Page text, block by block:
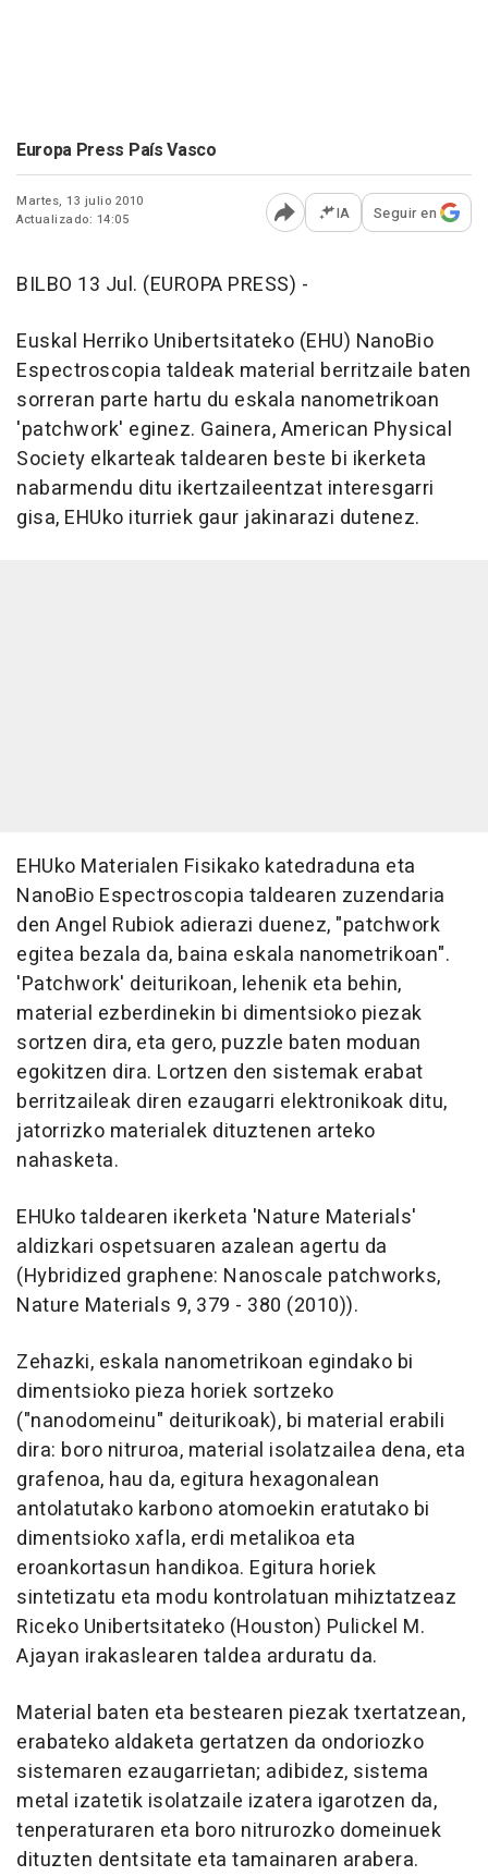
Europa Press País Vasco
Martes, 13 julio 2010
Actualizado: 14:05
Abrir opciones para
IA Seguir en
BILBO 13 Jul. (EUROPA PRESS) -
Euskal Herriko Unibertsitateko (EHU) NanoBio
Espectroscopia taldeak material berritzaile baten
sorreran parte hartu du eskala nanometrikoan
'patchwork' eginez. Gainera, American Physical
Society elkarteak taldearen beste bi ikerketa
nabarmendu ditu ikertzaileentzat interesgarri
gisa, EHUko iturriek gaur jakinarazi dutenez.
EHUko Materialen Fisikako katedraduna eta
NanoBio Espectroscopia taldearen zuzendaria
den Angel Rubiok adierazi duenez, "patchwork
egitea bezala da, baina eskala nanometrikoan".
'Patchwork' deiturikoan, lehenik eta behin,
material ezberdinekin bi dimentsioko piezak
sortzen dira, eta gero, puzzle baten moduan
egokitzen dira. Lortzen den sistemak erabat
berritzaileak diren ezaugarri elektronikoak ditu,
jatorrizko materialek dituztenen arteko
nahasketa.
EHUko taldearen ikerketa 'Nature Materials'
aldizkari ospetsuaren azalean agertu da
(Hybridized graphene: Nanoscale patchworks,
Nature Materials 9, 379 - 380 (2010)).
Zehazki, eskala nanometrikoan egindako bi
dimentsioko pieza horiek sortzeko
("nanodomeinu" deiturikoak), bi material erabili
dira: boro nitruroa, material isolatzailea dena, eta
grafenoa, hau da, egitura hexagonalean
antolatutako karbono atomoekin eratutako bi
dimentsioko xafla, erdi metalikoa eta
eroankortasun handikoa. Egitura horiek
sintetizatu eta modu kontrolatuan mihiztatzeaz
Riceko Unibertsitateko (Houston) Pulickel M.
Ajayan irakaslearen taldea arduratu da.
Material baten eta bestearen piezak txertatzean,
erabateko aldaketa gertatzen da ondoriozko
sistemaren ezaugarrietan; adibidez, sistema
metal izatetik isolatzaile izatera igarotzen da,
tenperaturaren eta boro nitrurozko domeinuek
dituzten dentsitate eta tamainaren arabera.